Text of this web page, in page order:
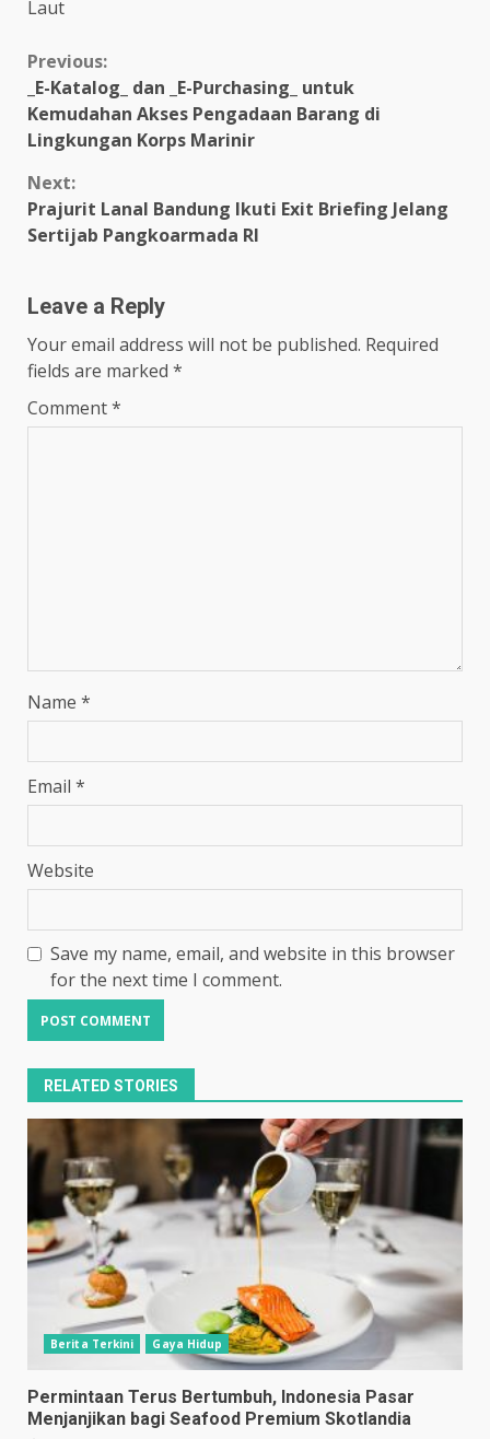
Laut
Continue
Reading
Previous:
_E-Katalog_ dan _E-Purchasing_ untuk
Kemudahan Akses Pengadaan Barang di
Lingkungan Korps Marinir
Next:
Prajurit Lanal Bandung Ikuti Exit Briefing Jelang
Sertijab Pangkoarmada RI
Leave a Reply
Your email address will not be published. Required
fields are marked *
Comment*
Name *
Email *
Website
Save my name, email, and website in this browser
for the next time I comment.
RELATED STORIES
Berita Terkini Gaya Hidup
Permintaan Terus Bertumbuh, Indonesia Pasar
Menjanjikan bagi Seafood Premium Skotlandia